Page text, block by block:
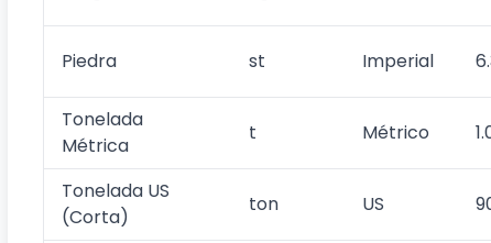
Piedra st Imperial
Tonelada
Métrica
t Métrico
Tonelada US
(Corta)
ton US